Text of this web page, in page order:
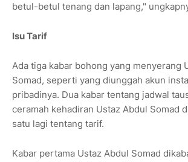
betul-betul tenang dan lapang,"
Isu Tarif
Ada tiga kabar bohong yang menyerang
Somad, seperti yang diunggah akun
pribadinya. Dua kabar tentang jadwal
ceramah kehadiran Ustaz Abdul Somad
satu lagi tentang tarif.
Kabar pertama Ustaz Abdul Somad